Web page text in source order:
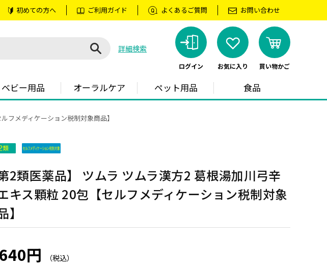
初めての方へ ご利用ガイド よくあるご質問 お問い合わせ
詳細検索
ログイン お気に入り 買い物かご
ベビー用品 オーラルケア ペット用品 食品
フメディケーション税制対象商品】
第2類医薬品】 ツムラ ツムラ漢方2 葛根湯加川弓辛
キス顆粒 20包【セルフメディケーション税制対象
】
円